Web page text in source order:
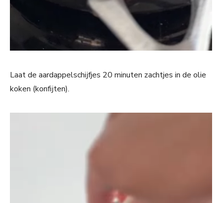
Laat de aardappelschijfjes 20 minuten zachtjes in de olie
koken (konfijten).